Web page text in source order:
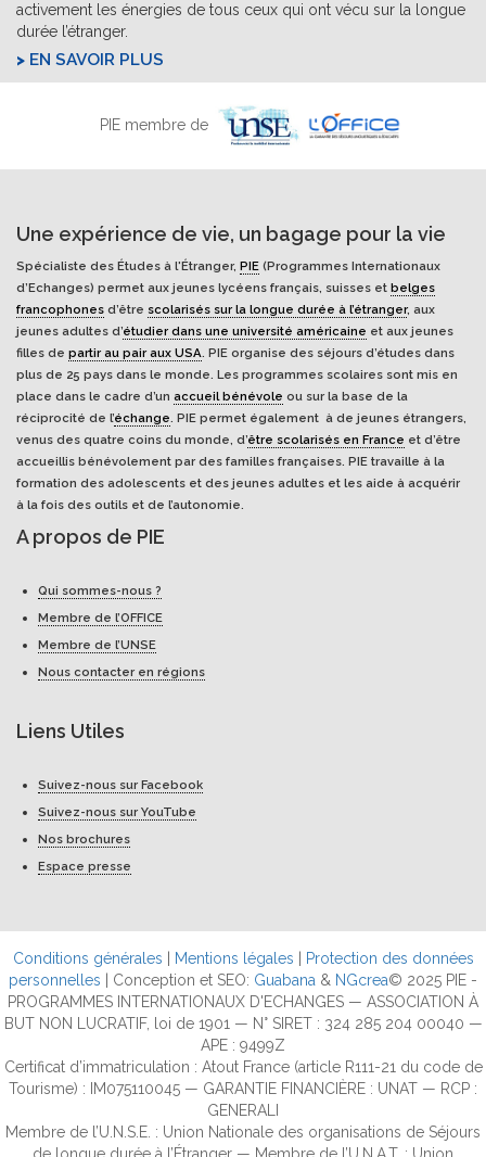
activement les énergies de tous ceux qui ont vécu sur la longue
durée l’étranger.
EN SAVOIR PLUS
PIE membre de
Une expérience de vie, un bagage pour la vie
Spécialiste des Études à l'Étranger, PIE (Programmes Internationaux
d’Echanges) permet aux jeunes lycéens français, suisses et belges
francophones d’être scolarisés sur la longue durée à l’étranger, aux
jeunes adultes d’étudier dans une université américaine et aux jeunes
filles de partir au pair aux USA. PIE organise des séjours d’études dans
plus de 25 pays dans le monde. Les programmes scolaires sont mis en
place dans le cadre d’un accueil bénévole ou sur la base de la
réciprocité de l’échange. PIE permet également à de jeunes étrangers,
venus des quatre coins du monde, d’être scolarisés en France et d’être
accueillis bénévolement par des familles françaises. PIE travaille à la
formation des adolescents et des jeunes adultes et les aide à acquérir
à la fois des outils et de l’autonomie.
A propos de PIE
Qui sommes-nous ?
Membre de l’OFFICE
Membre de l’UNSE
Nous contacter en régions
Liens Utiles
Suivez-nous sur Facebook
Suivez-nous sur YouTube
Nos brochures
Espace presse
Conditions générales Mentions légales
Protection des données
personnelles | Conception et SEO: Guabana & NGcrea© 2025 PIE -
PROGRAMMES INTERNATIONAUX D'ECHANGES — ASSOCIATION À
BUT NON LUCRATIF, loi de 1901 — N° SIRET : 324 285 204 00040 —
APE : 9499Z
Certificat d’immatriculation : Atout France (article R111-21 du code de
Tourisme) : IM075110045 — GARANTIE FINANCIÈRE : UNAT — RCP :
GENERALI
Membre de l’U.N.S.E. : Union Nationale des organisations de Séjours